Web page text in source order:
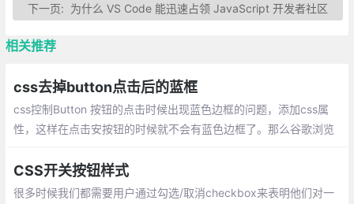
下一页: 为什么 VS Code 能迅速占领 JavaScript 开发者社区
相关推荐
css去掉button点击后的蓝框
css控制Button 按钮的点击时候出现蓝色边框的问题，添加css属
性，这样在点击安按钮的时候就不会有蓝色边框了。那么谷歌浏览
CSS开关按钮样式
很多时候我们都需要用户通过勾选/取消checkbox来表明他们对一